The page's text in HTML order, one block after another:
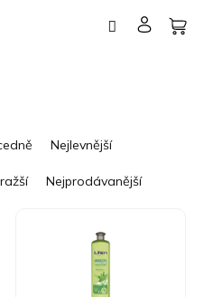
Nejlevnější
Nejprodávanější